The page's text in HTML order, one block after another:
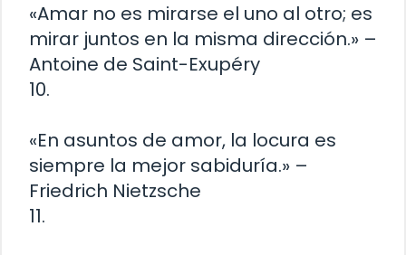
«Amar no es mirarse el uno al otro; es
mirar juntos en la misma dirección.» –
Antoine de Saint-Exupéry
10.
«En asuntos de amor, la locura es
siempre la mejor sabiduría.» –
Friedrich Nietzsche
11.